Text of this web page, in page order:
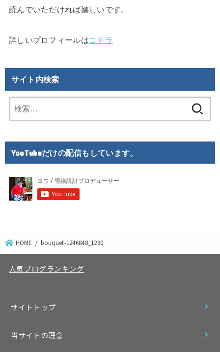
読んでいただければ嬉しいです。
詳しいプロフィールはコチラ
サイト内検索
索:
YouTubeだけの配信もしています。
HOME bouquet-1246848_1280
人気ブログランキング
サイトトップ
当サイトの理念